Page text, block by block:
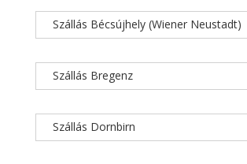
Szállás Bécsújhely (Wiener Neustadt)
Szállás Bregenz
Szállás Dornbirn